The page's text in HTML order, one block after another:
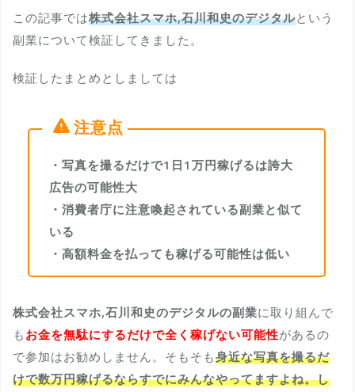
この記事では株式会社スマホ,石川和史のデジタルという
副業について検証してきました。
検証したまとめとしましては
・写真を撮るだけで1日1万円稼げるは誇大
広告の可能性大
・消費者庁に注意喚起されている副業と似て
いる
・高額料金を払っても稼げる可能性は低い
株式会社スマホ,石川和史のデジタルの副業に取り組んで
も お金を無駄にするだけで全く稼げない可能性があるの
で参加はお勧めしません。そもそも身近な写真を撮るだ
けで数万円稼げるならすでにみんなやってますよね。し